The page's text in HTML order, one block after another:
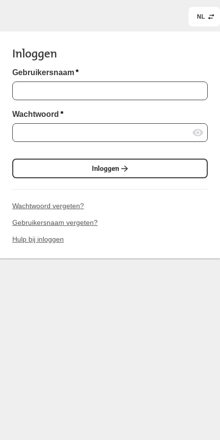
NL
Inloggen
Gebruikersnaam*
Wachtwoord *
Inloggen
Wachtwoord vergeten?
Gebruikersnaam vergeten?
Hulp bij inloggen